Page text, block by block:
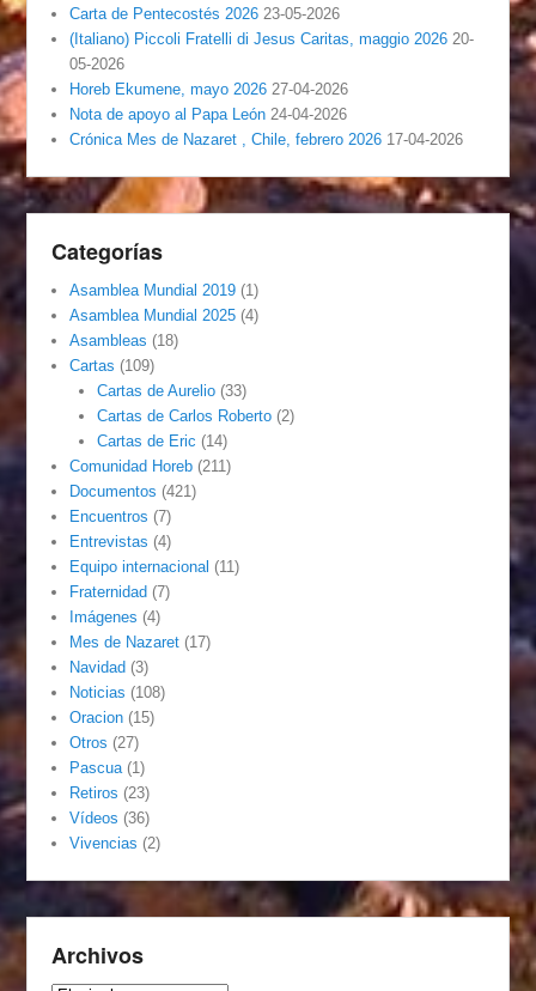
Carta de Pentecostés 2026 23-05-2026
(Italiano) Piccoli Fratelli di Jesus Caritas, maggio 2026 20-
05-2026
Horeb Ekumene, mayo 2026 27-04-2026
Nota de apoyo al Papa León 24-04-2026
Crónica Mes de Nazaret , Chile, febrero 2026 17-04-2026
Categorías
Asamblea Mundial 2019 (1)
Asamblea Mundial 2025 (4)
Asambleas (18)
Cartas (109)
Cartas de Aurelio(33)
Cartas de Carlos Roberto(2)
Cartas de Eric (14)
Comunidad Horeb (211)
Documentos (421)
Encuentros (7)
Entrevistas (4)
Equipo internacional (11)
Fraternidad (7)
Imágenes (4)
Mes de Nazaret (17)
Navidad (3)
Noticias (108)
Oracion (15)
Otros (27)
Pascua(1)
Retiros (23)
Vídeos (36)
Vivencias (2)
Archivos